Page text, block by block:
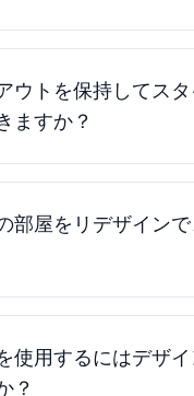
ウトを保持してス
ますか？
の建築とレイアウト
に制御 — 配色のみを
完全に刷新。
部屋をリデザイン
が機能します — リビ
部屋の形状、サイズ
使用するにはデザ
？